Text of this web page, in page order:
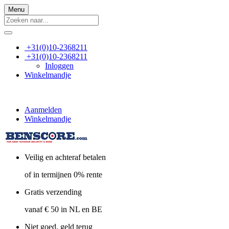
Menu
+31(0)10-2368211
+31(0)10-2368211
Inloggen
Winkelmandje
Aanmelden
Winkelmandje
Veilig en achteraf betalen
of in termijnen 0% rente
Gratis verzending
vanaf € 50 in NL en BE
Niet goed, geld terug